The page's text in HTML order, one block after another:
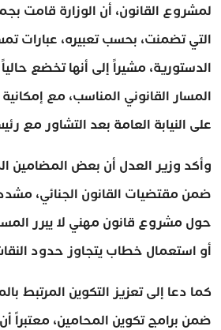
لمشروع القانون، أن الوزارة قامت
التي تضمنت، بحسب تعبيره، عبارات
الدستورية، مشيراً إلى أنها تخضع
المسار القانوني المناسب، مع
على النيابة العامة بعد التشاور مع
وأكد وزير العدل أن بعض المضامين
ضمن مقتضيات القانون الجنائي،
حول مشروع قانون مهني لا يبرر
أو استعمال خطاب يتجاوز حدود
كما دعا إلى تعزيز التكوين المرتبط
ضمن برامج تكوين المحامين، معتبراً